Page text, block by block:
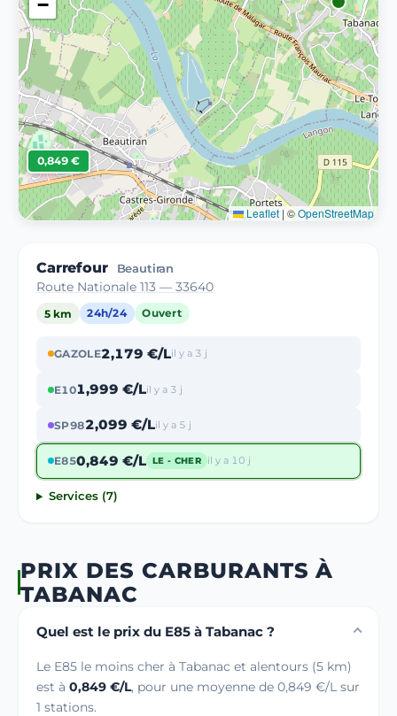
0,849 €
−
Leaflet | ©OpenStreetMap
Carrefour Beautiran
Route Nationale 113 — 33640
5 km 24h/24 Ouvert
GAZOLE2,179 €/Lil y a 3 j
E101,999 €/Lil y a 3 j
SP982,099 €/Lil y a 5 j
E850,849 €/L LE - CHER il y a 10 j
Services (7)
PRIX DES CARBURANTS À
TABANAC
Quel est le prix du E85 à Tabanac ?
Le E85 le moins cher à Tabanac et alentours (5 km)
est à 0,849 €/L, pour une moyenne de 0,849 €/L sur
1 stations.